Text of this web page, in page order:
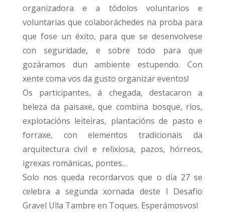
organizadora e a tódolos voluntarios e
voluntarias que colaboráchedes na proba para
que fose un éxito, para que se desenvolvese
con seguridade, e sobre todo para que
gozáramos dun ambiente estupendo. Con
xente coma vos da gusto organizar eventos!
Os participantes, á chegada, destacaron a
beleza da paisaxe, que combina bosque, ríos,
explotacións leiteiras, plantacións de pasto e
forraxe, con elementos tradicionais da
arquitectura civil e relixiosa, pazos, hórreos,
igrexas románicas, pontes…
Solo nos queda recordarvos que o día 27 se
celebra a segunda xornada deste I Desafío
Gravel Ulla Tambre en Toques. Esperámosvos!